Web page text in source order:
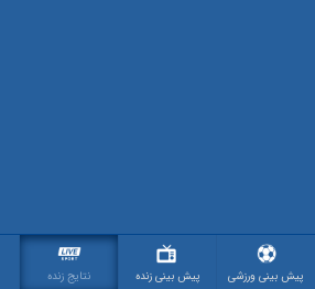
پیش بینی ورزشی پیش بینی زنده نتایج زنده